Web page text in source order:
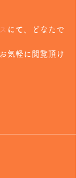
にて 、どなたで
気軽に閲覧頂け